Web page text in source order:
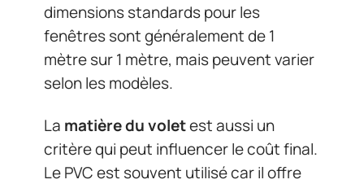
dimensions standards pour les
fenêtres sont généralement de 1
mètre sur 1 mètre, mais peuvent varier
selon les modèles.
La matière du voletest aussi un
critère qui peut influencer le coût final.
Le PVC est souvent utilisé car il offre